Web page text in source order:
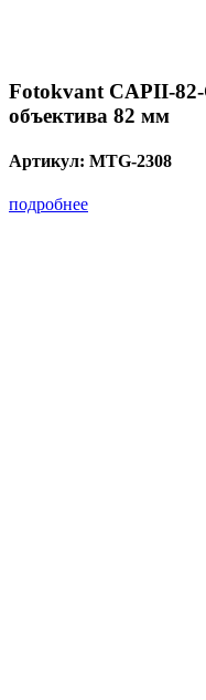
Fotokvant CAPII-
объектива 82 мм
Артикул: MTG-2308
подробнее